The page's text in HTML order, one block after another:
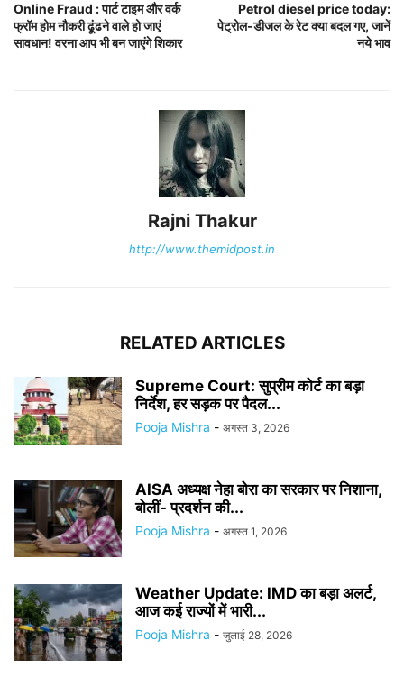
Online Fraud : पार्ट टाइम और वर्क
फ्रॉम होम नौकरी ढूंढने वाले हो जाएं
सावधान! वरना आप भी बन जाएंगे शिकार
Petrol diesel price today:
पेट्रोल-डीजल के रेट क्या बदल गए, जानें
नये भाव
Rajni Thakur
http://www.themidpost.in
RELATED ARTICLES
Supreme Court: सुप्रीम कोर्ट का बड़ा
निर्देश, हर सड़क पर पैदल...
Pooja Mishra - अगस्त 3, 2026
AISA अध्यक्ष नेहा बोरा का सरकार पर निशाना,
बोलीं- प्रदर्शन की...
Pooja Mishra - अगस्त 1, 2026
Weather Update: IMD का बड़ा अलर्ट,
आज कई राज्यों में भारी...
Pooja Mishra - जुलाई 28, 2026